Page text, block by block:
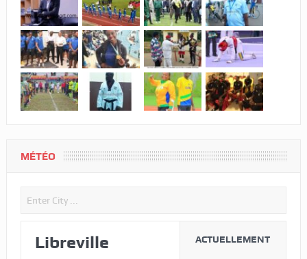
MÉTÉO
Libreville ACTUELLEMENT